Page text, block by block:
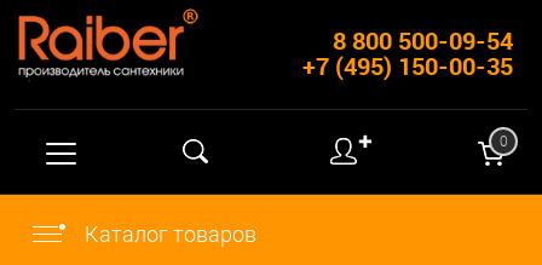
8 800 500-09-54
+7 (495) 150-00-35
✚ 0
Каталог товаров